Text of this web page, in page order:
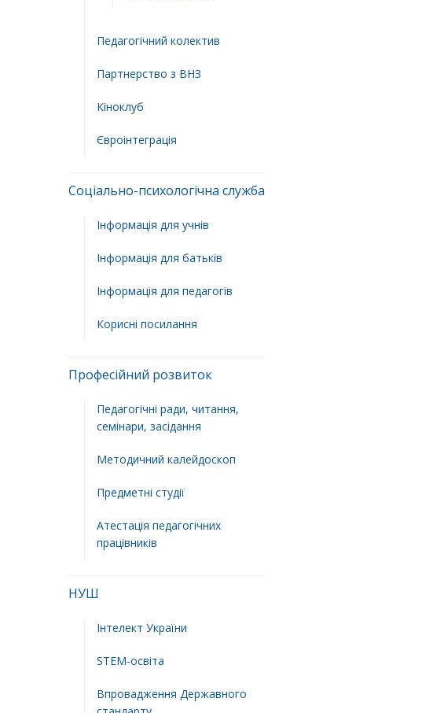
Педагогічний колектив
Партнерство з ВНЗ
Кіноклуб
Євроінтеграція
Соціально-психологічна служба
Інформація для учнів
Інформація для батьків
Інформація для педагогів
Корисні посилання
Професійний розвиток
Педагогічні ради, читання,
семінари, засідання
Методичний калейдоскоп
Предметні студії
Атестація педагогічних
працівників
НУШ
Інтелект України
STEM-освіта
Впровадження Державного